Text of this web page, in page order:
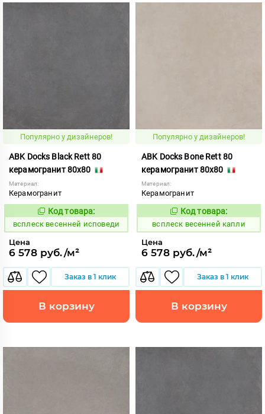
Популярно у дизайнеров!
ABK Docks Black Rett 80
керамогранит 80x80
Материал:
Керамогранит
235660
Код товара:
всплеск весенней исповеди
Цена
6 578 руб./м²
Заказ в 1 клик
В корзину
Популярно у дизайнеров!
ABK Docks Bone Rett 80
керамогранит 80x80
Материал:
Керамогранит
235662
Код товара:
всплеск весенней капли
Цена
6 578 руб./м²
Заказ в 1 клик
В корзину